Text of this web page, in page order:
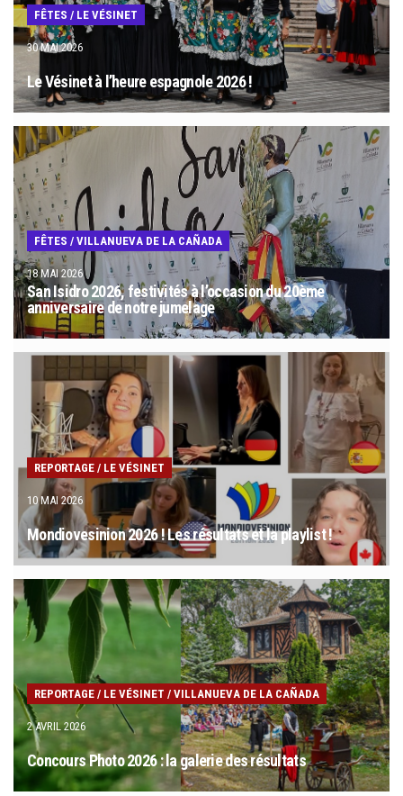
FÊTES / LE VÉSINET
30 MAI 2026
Le Vésinet à l’heure espagnole 2026 !
FÊTES / VILLANUEVA DE LA CAÑADA
18 MAI 2026
San Isidro 2026, festivités à l’occasion du 20ème
anniversaire de notre jumelage
REPORTAGE / LE VÉSINET
10 MAI 2026
Mondiovesinion 2026 ! Les résultats et la playlist !
REPORTAGE / LE VÉSINET / VILLANUEVA DE LA CAÑADA
2 AVRIL 2026
Concours Photo 2026 : la galerie des résultats